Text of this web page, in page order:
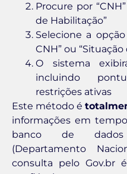
Procure por
de Habilitação”
Selecione a
CNH” ou “Situação
O sistema
incluindo
restrições ativas
Este método é
informações em
banco de dados
(Departamento
consulta pelo Gov.br